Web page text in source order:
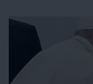
imenso campo de
escapar. Não se
barbárie.